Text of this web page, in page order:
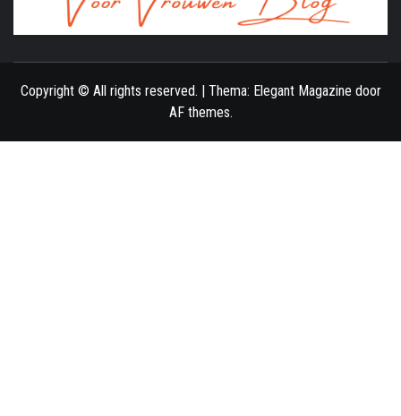
Copyright © All rights reserved. | Thema: Elegant Magazine door
AF themes.